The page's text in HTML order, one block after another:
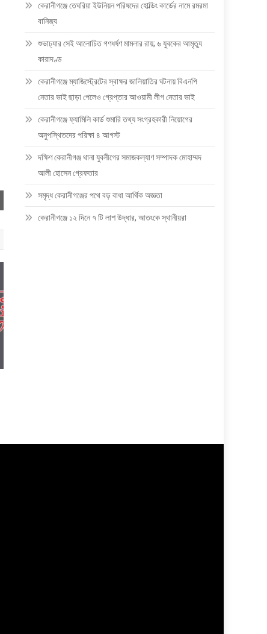
কেরানীগঞ্জে তেঘরিয়া ইউনিয়ন পরিষদের হোল্ডিং কার্ডের নামে রমরমা
বানিজ্য
শুভাঢ্যার সেই আলোচিত গণধর্ষণ মামলার রায়; ৬ যুবকের আমৃত্যু
কারাদণ্ড
কেরানীগঞ্জে ম্যাজিস্ট্রেটের স্বাক্ষর জালিয়াতির ঘটনায় বিএনপি
নেতার ভাই ছাড়া পেলেও গ্রেপ্তার আওয়ামী লীগ নেতার ভাই
কেরানীগঞ্জে ফ্যামিলি কার্ড শুমারি তথ্য সংগ্রহকারী নিয়োগের
অনুপস্থিতদের পরিক্ষা ৪ আগস্ট
দক্ষিণ কেরানীগঞ্জ থানা যুবলীগের সমাজকল্যাণ সম্পাদক মোহাম্মদ
আলী হোসেন গ্রেফতার
সমৃদ্ধ কেরানীগঞ্জের পথে বড় বাধা আর্থিক অজ্ঞতা
কেরানীগঞ্জে ১২ দিনে ৭ টি লাশ উদ্ধার, আতংকে স্থানীয়রা